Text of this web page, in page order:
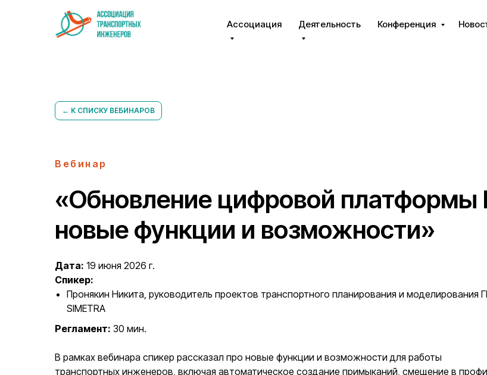
Ассоциация Деятельность Конференция
← К СПИСКУ ВЕБИНАРОВ
Вебинар
«Обновление цифровой платформы
новые функции и возможности»
Дата: 19 июня 2026 г.
Спикер:
Пронякин Никита, руководитель проектов транспортного планирования и моделирования
SIMETRA
Регламент: 30 мин.
В рамках вебинара спикер рассказал про новые функции и возможности для работы
транспортных инженеров, включая автоматическое создание примыканий, смещение в